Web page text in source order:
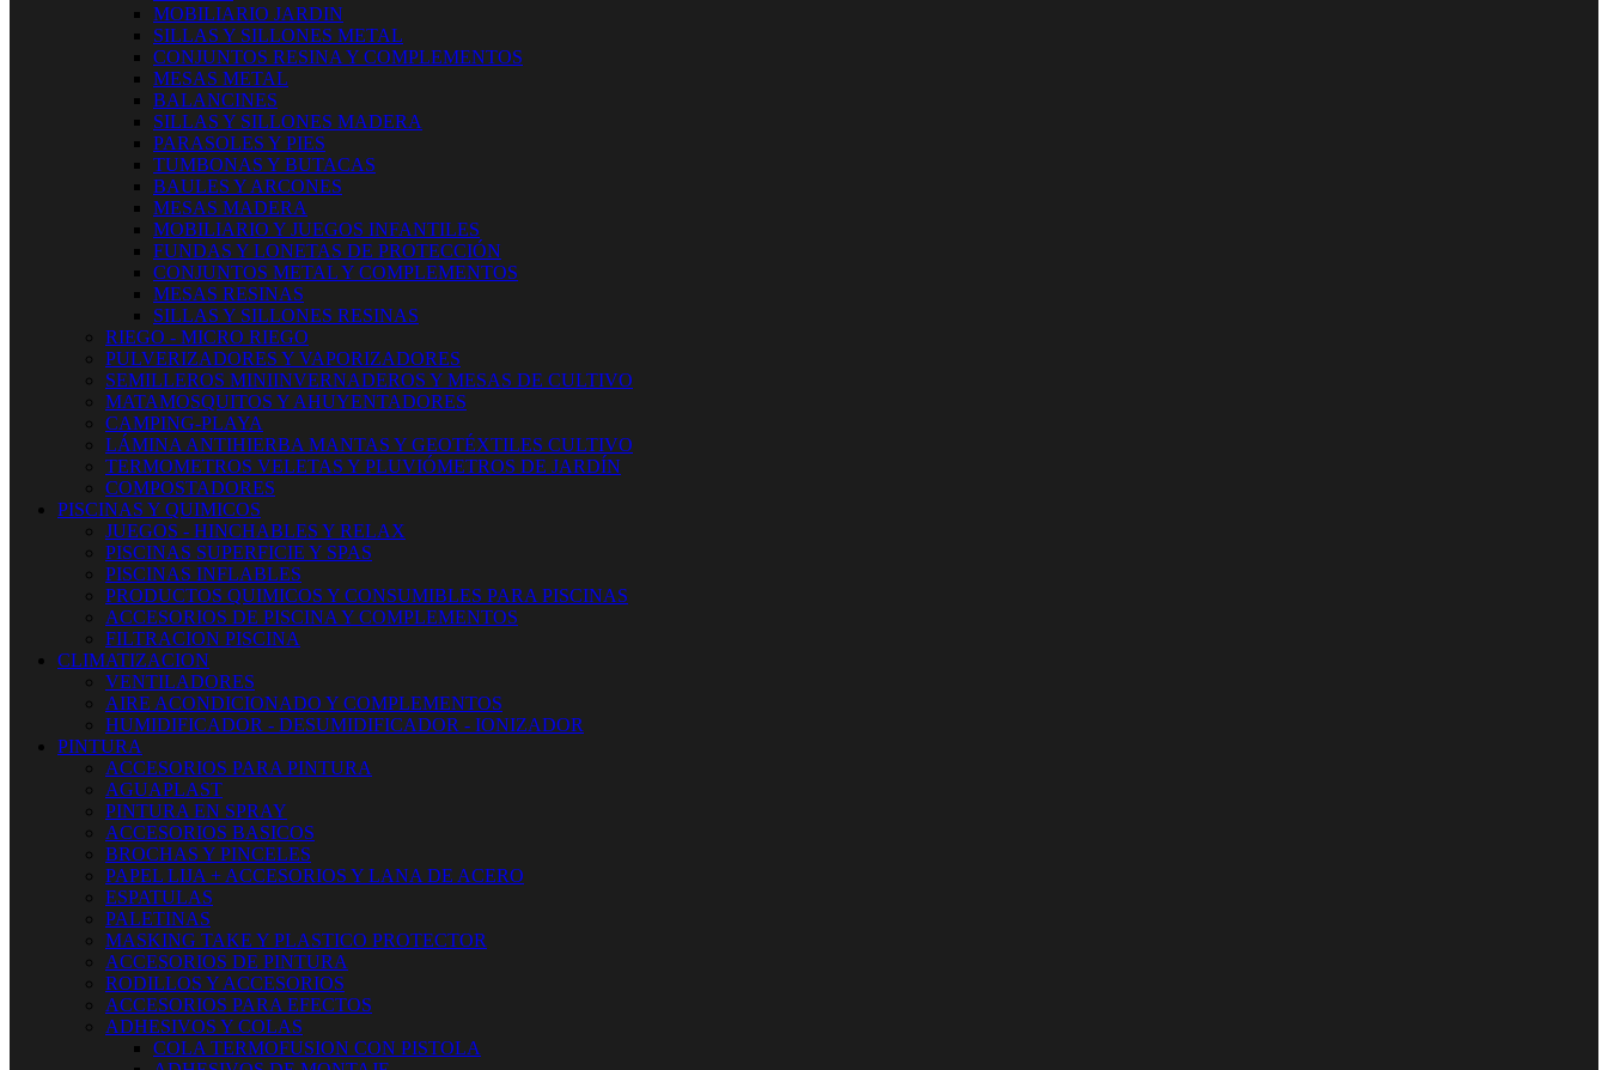
MOBILIARIO JARDIN
SILLAS Y SILLONES METAL
CONJUNTOS RESINA Y COMPLEMENTOS
MESAS METAL
BALANCINES
SILLAS Y SILLONES MADERA
PARASOLES Y PIES
TUMBONAS Y BUTACAS
BAULES Y ARCONES
MESAS MADERA
MOBILIARIO Y JUEGOS INFANTILES
FUNDAS Y LONETAS DE PROTECCIÓN
CONJUNTOS METAL Y COMPLEMENTOS
MESAS RESINAS
SILLAS Y SILLONES RESINAS
RIEGO - MICRO RIEGO
PULVERIZADORES Y VAPORIZADORES
SEMILLEROS MINIINVERNADEROS Y MESAS DE CULTIVO
MATAMOSQUITOS Y AHUYENTADORES
CAMPING-PLAYA
LÁMINA ANTIHIERBA MANTAS Y GEOTÉXTILES CULTIVO
TERMOMETROS VELETAS Y PLUVIÓMETROS DE JARDÍN
COMPOSTADORES
PISCINAS Y QUIMICOS
JUEGOS - HINCHABLES Y RELAX
PISCINAS SUPERFICIE Y SPAS
PISCINAS INFLABLES
PRODUCTOS QUIMICOS Y CONSUMIBLES PARA PISCINAS
ACCESORIOS DE PISCINA Y COMPLEMENTOS
FILTRACION PISCINA
CLIMATIZACION
VENTILADORES
AIRE ACONDICIONADO Y COMPLEMENTOS
HUMIDIFICADOR - DESUMIDIFICADOR - IONIZADOR
PINTURA
ACCESORIOS PARA PINTURA
AGUAPLAST
PINTURA EN SPRAY
ACCESORIOS BASICOS
BROCHAS Y PINCELES
PAPEL LIJA + ACCESORIOS Y LANA DE ACERO
ESPATULAS
PALETINAS
MASKING TAKE Y PLASTICO PROTECTOR
ACCESORIOS DE PINTURA
RODILLOS Y ACCESORIOS
ACCESORIOS PARA EFECTOS
ADHESIVOS Y COLAS
COLA TERMOFUSION CON PISTOLA